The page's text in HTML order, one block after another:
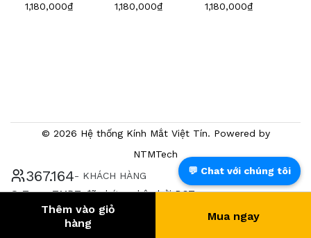
1,180,000₫
1,180,000₫
1,180,000₫
💬 Chat với chúng tôi
© 2026 Hệ thống Kính Mắt Việt Tín. Powered by
NTMTech
385.588 - KHÁCH HÀNG
® Trang TMĐT đã chứng nhận bởi BCT
Thêm vào giỏ
hàng
Mua ngay